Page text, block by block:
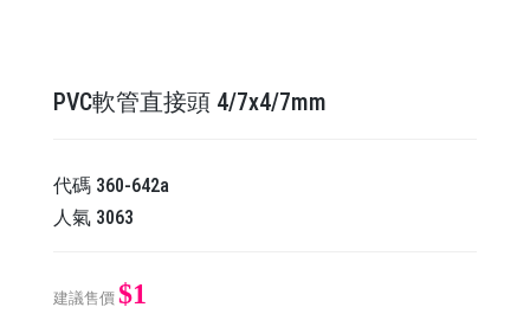
PVC軟管直接頭 4/7x4/7mm
代碼 360-642a
人氣 3063
建議售價 $1